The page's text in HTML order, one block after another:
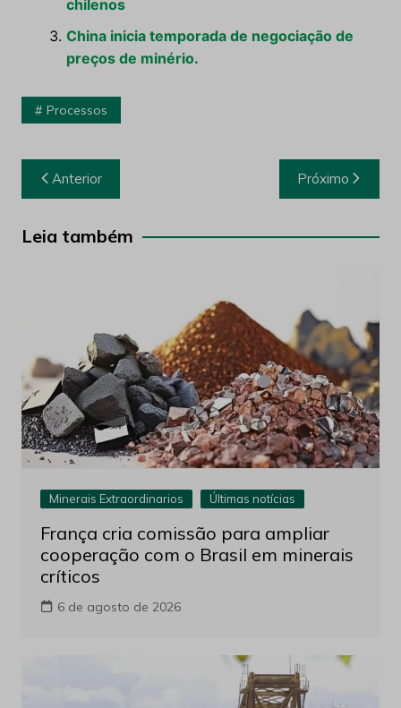
chilenos
China inicia temporada de negociação de
preços de minério.
Processos
Navegação
de
Post
Anterior Próximo
Leia também
Minerais Extraordinarios Últimas notícias
França cria comissão para ampliar
cooperação com o Brasil em minerais
críticos
6 de agosto de 2026